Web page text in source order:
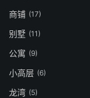
商铺 (17)
别墅 (11)
公寓 (9)
小高层 (6)
龙湾 (5)